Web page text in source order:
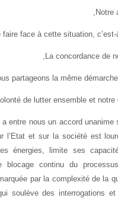
Notre
face à cette situation,
La concordance de
partageons la même
entre nous un accord
l’Etat et sur la société est
énergies, limite ses
continu du
par la complexité de la
soulève des interrogations